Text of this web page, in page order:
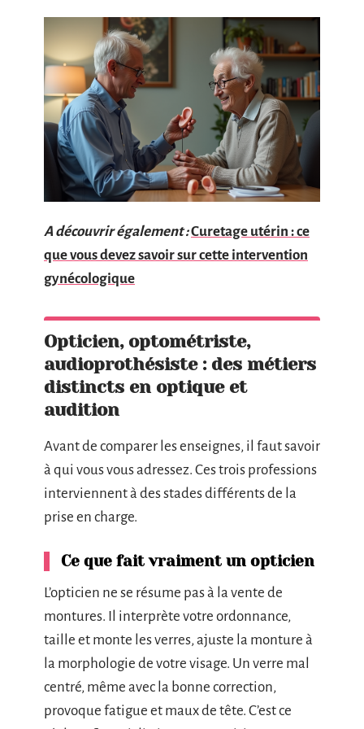
A découvrir également :Curetage utérin : ce
que vous devez savoir sur cette intervention
gynécologique
Opticien, optométriste,
audioprothésiste : des métiers
distincts en optique et
audition
Avant de comparer les enseignes, il faut savoir
à qui vous vous adressez. Ces trois professions
interviennent à des stades différents de la
prise en charge.
Ce que fait vraiment un opticien
L’opticien ne se résume pas à la vente de
montures. Il interprète votre ordonnance,
taille et monte les verres, ajuste la monture à
la morphologie de votre visage. Un verre mal
centré, même avec la bonne correction,
provoque fatigue et maux de tête. C’est ce